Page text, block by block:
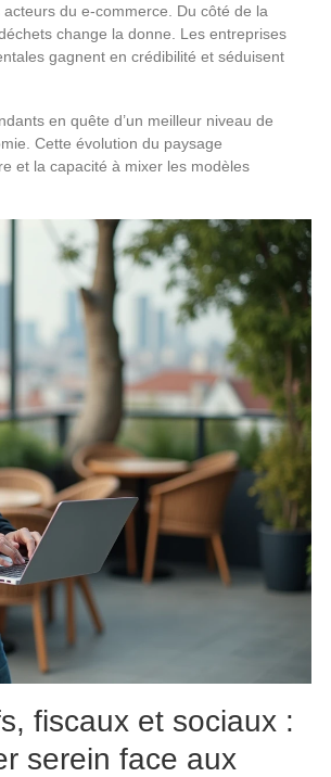
du e-commerce. Du côté de la
change la donne. Les entreprises
gagnent en crédibilité et séduisent
en quête d’un meilleur niveau de
Cette évolution du paysage
et la capacité à mixer les modèles
fiscaux et sociaux :
serein face aux